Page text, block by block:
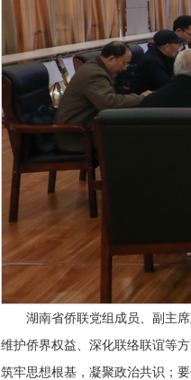
湖南省侨联党组成员、副主
维护侨界权益、深化联络联谊等
筑牢思想根基，凝聚政治共识；